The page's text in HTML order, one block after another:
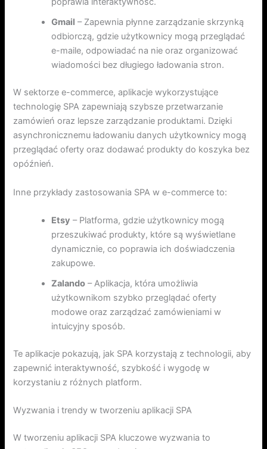
Gmail – Zapewnia płynne zarządzanie skrzynką
odbiorczą, gdzie użytkownicy mogą przeglądać
e-maile, odpowiadać na nie oraz organizować
wiadomości bez długiego ładowania stron.
W sektorze e-commerce, aplikacje wykorzystujące
technologię SPA zapewniają szybsze przetwarzanie
zamówień oraz lepsze zarządzanie produktami. Dzięki
asynchronicznemu ładowaniu danych użytkownicy mogą
przeglądać oferty oraz dodawać produkty do koszyka bez
opóźnień.
Inne przykłady zastosowania SPA w e-commerce to:
Etsy – Platforma, gdzie użytkownicy mogą
przeszukiwać produkty, które są wyświetlane
dynamicznie, co poprawia ich doświadczenia
zakupowe.
Zalando – Aplikacja, która umożliwia
użytkownikom szybko przeglądać oferty
modowe oraz zarządzać zamówieniami w
intuicyjny sposób.
Te aplikacje pokazują, jak SPA korzystają z technologii, aby
zapewnić interaktywność, szybkość i wygodę w
korzystaniu z różnych platform.
Wyzwania i trendy w tworzeniu aplikacji SPA
W tworzeniu aplikacji SPA kluczowe wyzwania to